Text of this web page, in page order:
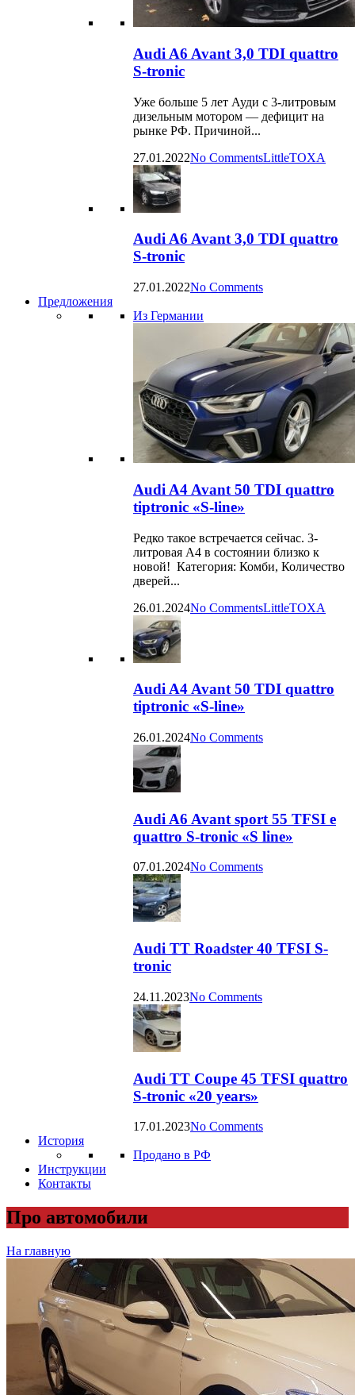
Audi A6 Avant 3,0 TDI quattro
S-tronic
Уже больше 5 лет Ауди с 3-литровым
дизельным мотором — дефицит на
рынке РФ. Причиной...
27.01.2022No CommentsLittleTOXA
Audi A6 Avant 3,0 TDI quattro
S-tronic
27.01.2022No Comments
Предложения
Из Германии
Audi A4 Avant 50 TDI quattro
tiptronic «S-line»
Редко такое встречается сейчас. 3-
литровая А4 в состоянии близко к
новой! Категория: Комби, Количество
дверей...
26.01.2024No CommentsLittleTOXA
Audi A4 Avant 50 TDI quattro
tiptronic «S-line»
26.01.2024No Comments
Audi A6 Avant sport 55 TFSI e
quattro S-tronic «S line»
07.01.2024No Comments
Audi TT Roadster 40 TFSI S-
tronic
24.11.2023No Comments
Audi TT Coupe 45 TFSI quattro
S-tronic «20 years»
17.01.2023No Comments
История
Продано в РФ
Инструкции
Контакты
Про автомобили
На главную